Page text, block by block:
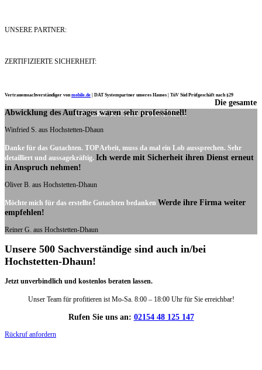
UNSERE PARTNER:
ZERTIFIZIERTE SICHERHEIT:
Vertrauenssachverständiger vonmobile.de DAT Systempartner unseres Hauses | TüV Süd Prüfgeschäft nach §29
UNSERE KUNDENSTIMMEN:
Die gesamte
Abwicklung des Auftrages waren sehr professionell!
Winfried S. aus Hochstetten-Dhaun
Danke für das Gutachten. TOP Arbeit, muss da mal ein Lob aussprechen. Sehr
detailliert und aussagekräftig. Ich werde mit Sicherheit ihren Dienst erneut
in Anspruch nehmen!
Oliver B. aus Hochstetten-Dhaun
Möchte mich für das erstellte Gutachten bedanken Werde ihre Firma weiter
empfehlen!
Reiner G. aus Hochstetten-Dhaun
Unsere 500 Sachverständige sind auch in/bei
Hochstetten-Dhaun!
Jetzt unverbindlich und kostenlos beraten lassen.
Unser Team für profitieren ist Mo-Sa. 8:00 – 18:00 Uhr für Sie erreichbar!
Rufen Sie uns an: 02154 48 125 147
Rückruf anfordern